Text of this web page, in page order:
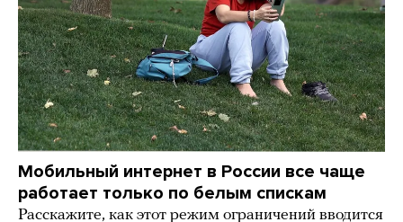
Мобильный интернет в России все чаще
работает только по белым спискам
Расскажите, как этот режим ограничений вводится